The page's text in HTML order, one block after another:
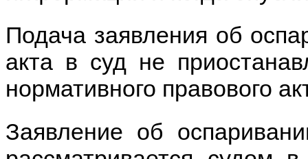
Подача заявления об
акта в суд не
нормативного правового
Заявление об